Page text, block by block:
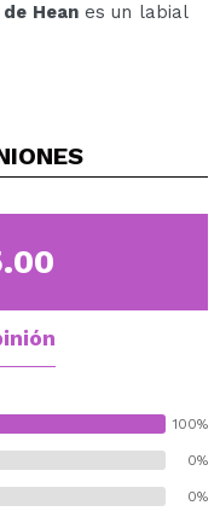
Hean es un labial
una cobertura
larga duración, sin
ligereza y
para cualquier
hasta los más
cálido.
intenso.
de frambuesa.
100%
0%
0%